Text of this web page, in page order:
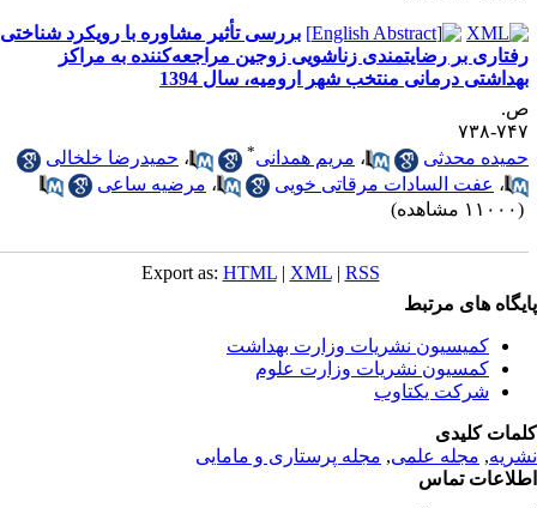
بررسی تأثیر مشاوره با رویکرد شناختی-
بر رضایتمندی زناشویی زوجین مراجعه‌کننده به مراکز
درمانی منتخب شهر ارومیه، سال 1394
۷۳۸
محدثی
،مریم همدانی ،حمیدرضا خلخالی
،عفت السادات مرقاتی خویی ،مرضیه ساعی
Export as:HTML |XML|RSS
های مرتبط
کمیسیون نشریات وزارت بهداشت
کمسیون نشریات وزارت علوم
شرکت یکتاوب
کلیدی
,مجله علمی, مجله پرستاری و مامایی
تماس